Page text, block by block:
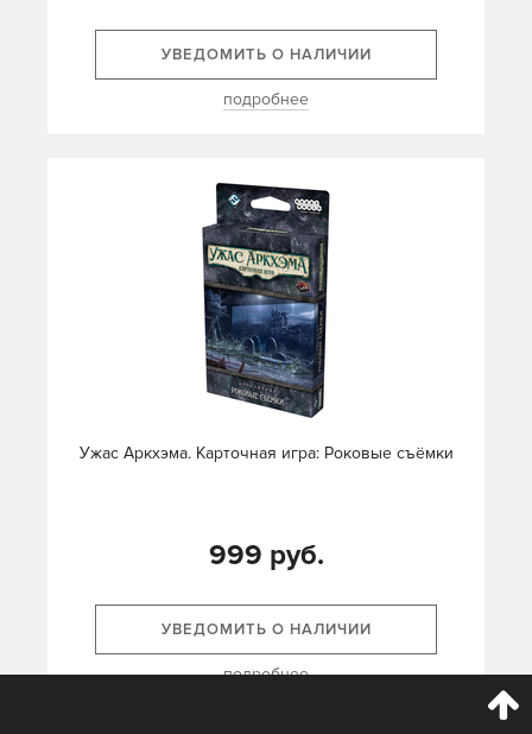
УВЕДОМИТЬ О НАЛИЧИИ
подробнее
Ужас Аркхэма. Карточная игра: Роковые съёмки
999 руб.
УВЕДОМИТЬ О НАЛИЧИИ
подробнее